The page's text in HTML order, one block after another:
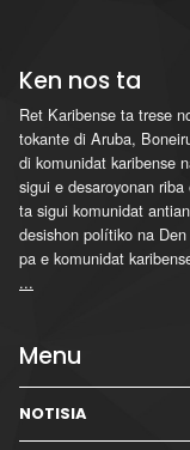
Ken nos ta
Ret Karibense ta trese
tokante di Aruba,
di komunidat karibense
sigui e desaroyonan
ta sigui komunidat
desishon polítiko na
pa e komunidat
...
Menu
NOTISIA